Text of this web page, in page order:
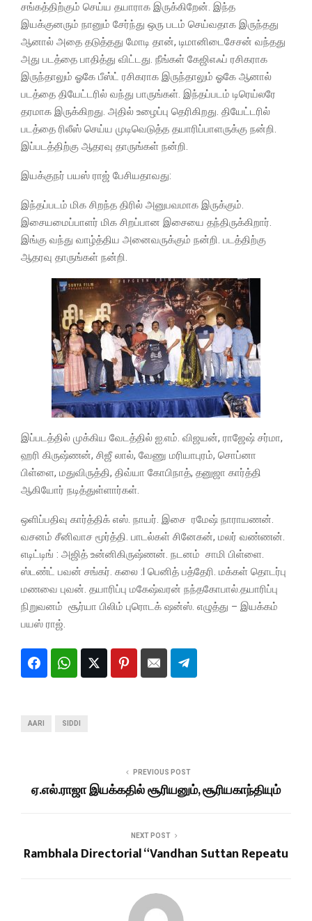
சங்கத்திற்கும் செய்ய தயாராக இருக்கிறேன். இந்த
இயக்குனரும் நானும் சேர்ந்து ஒரு படம் செய்வதாக இருந்தது
ஆனால் அதை தடுத்தது மோடி தான், டிமானிடைசேசன் வந்தது
அது படத்தை பாதித்து விட்டது. நீங்கள் கேஜிஎஃப் ரசிகராக
இருந்தாலும் ஓகே பீஸ்ட் ரசிகராக இருந்தாலும் ஓகே ஆனால்
படத்தை தியேட்டரில் வந்து பாருங்கள். இந்தப்படம் டிரெய்லரே
தரமாக இருக்கிறது. அதில் உழைப்பு தெரிகிறது. தியேட்டரில்
படத்தை ரிலீஸ் செய்ய முடிவெடுத்த தயாரிப்பாளருக்கு நன்றி.
இப்படத்திற்கு ஆதரவு தாருங்கள் நன்றி.
இயக்குநர் பயஸ் ராஜ் பேசியதாவது:
இந்தப்படம் மிக சிறந்த திரில் அனுபவமாக இருக்கும்.
இசையமைப்பாளர் மிக சிறப்பான இசையை தந்திருக்கிறார்.
இங்கு வந்து வாழ்த்திய அனைவருக்கும் நன்றி. படத்திற்கு
ஆதரவு தாருங்கள் நன்றி.
இப்படத்தில் முக்கிய வேடத்தில் ஐ.எம். விஜயன், ராஜேஷ் சர்மா,
ஹரி கிருஷ்ணன், சிஜீ லால், வேணு மரியாபுரம், சொப்னா
பிள்ளை, மதுவிருத்தி, திவ்யா கோபிநாத், தனுஜா கார்த்தி
ஆகியோர் நடித்துள்ளார்கள்.
ஒளிப்பதிவு கார்த்திக் எஸ். நாயர். இசை ரமேஷ் நாராயணன்.
வசனம் சீனிவாச மூர்த்தி. பாடல்கள் சினேகன், மலர் வண்ணன்.
எடிட்டிங் : அஜித் உன்னிகிருஷ்ணன். நடனம் சாமி பிள்ளை.
ஸ்டண்ட் பவன் சங்கர். கலை :l பெனித் பத்தேரி. மக்கள் தொடர்பு
மணவை புவன். தயாரிப்பு மகேஷ்வரன் நந்தகோபால்.தயாரிப்பு
நிறுவனம் சூர்யா பிலிம் புரொடக் ஷன்ஸ். எழுத்து – இயக்கம்
பயஸ் ராஜ்.
AARI SIDDI
PREVIOUS POST
ஏ.எல்.ராஜா இயக்கதில் சூரியனும், சூரியகாந்தியும்
NEXT POST
Rambhala Directorial “Vandhan Suttan Repeatu